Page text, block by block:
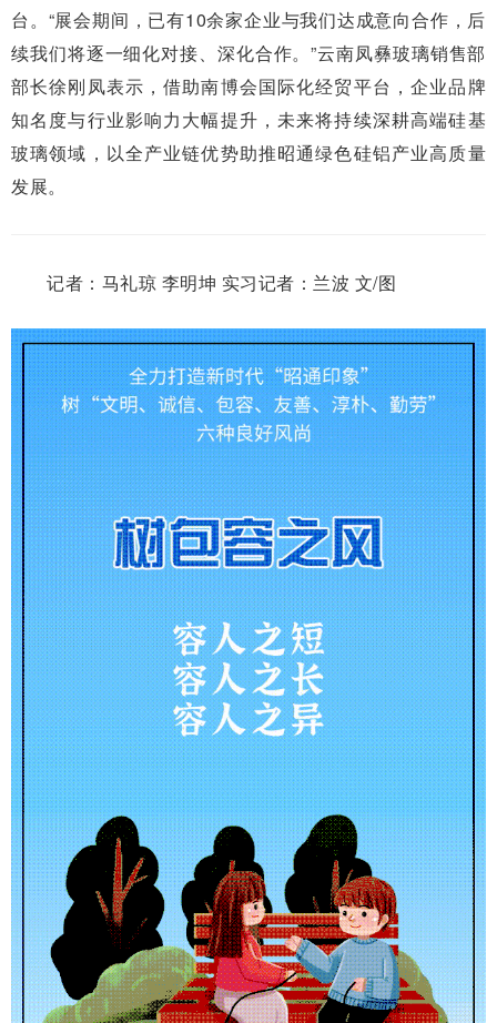
台。“展会期间，已有10余家企业与我们达成意向合作，后
续我们将逐一细化对接、深化合作。”云南凤彝玻璃销售部
部长徐刚凤表示，借助南博会国际化经贸平台，企业品牌
知名度与行业影响力大幅提升，未来将持续深耕高端硅基
玻璃领域，以全产业链优势助推昭通绿色硅铝产业高质量
发展。
记者：马礼琼 李明坤 实习记者：兰波 文/图